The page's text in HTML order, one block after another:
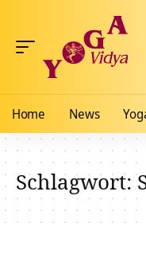
Home News
Schlagwort: